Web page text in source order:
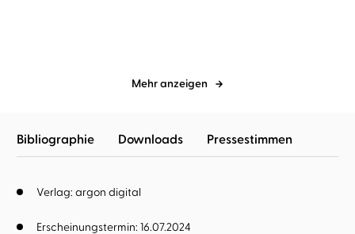
Mehr anzeigen
Bibliographie Downloads Pressestimmen
Verlag: argon digital
Erscheinungstermin: 16.07.2024